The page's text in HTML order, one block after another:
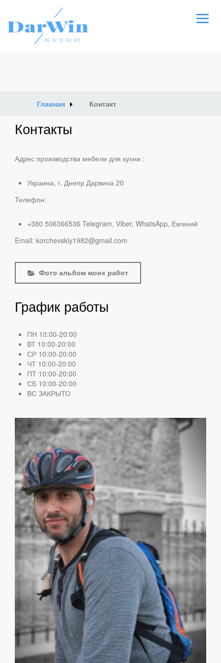
Контакт
Найти
Search
Главная Контакт
Контакты
Адрес производства мебели для кухни :
Украина, г. Днепр Дарвина 20
Телефон:
+380 506366536 Telegram, Viber, WhatsApp, Евгений
Email: korchevskiy1982@gmail.com
Фото альбом моих работ
График работы
ПН 10:00-20:00
ВТ 10:00-20:00
СР 10:00-20:00
ЧТ 10:00-20:00
ПТ 10:00-20:00
СБ 10:00-20:00
ВС ЗАКРЫТО